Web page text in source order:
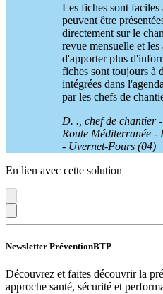
Les fiches sont faciles
peuvent être
directement sur le
revue mensuelle et
d'apporter plus
fiches sont toujours à
intégrées dans
par les chefs de
D. ., chef de chantier
Route Méditerranée -
- Uvernet-Fours (04)
En lien avec cette solution
Newsletter PréventionBTP
Découvrez et faites découvrir la
approche santé, sécurité et